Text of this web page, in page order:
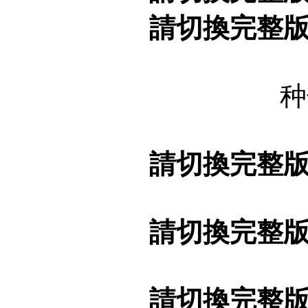
請切換完整
請切換完整
請切換完整
請切換完整